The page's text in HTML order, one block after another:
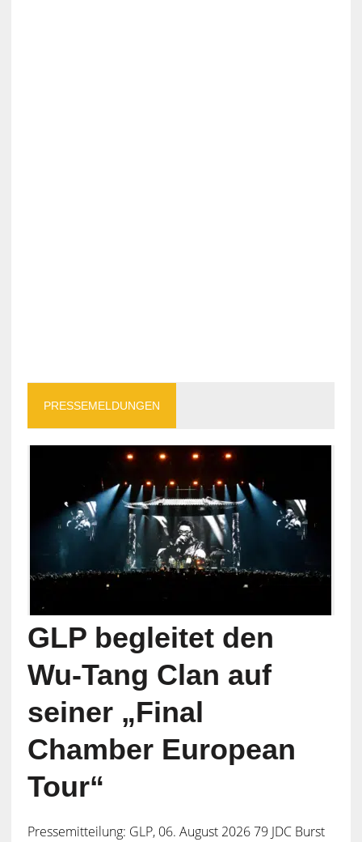
PRESSEMELDUNGEN
GLP begleitet den
Wu-Tang Clan auf
seiner „Final
Chamber European
Tour“
Pressemitteilung: GLP, 06. August 2026 79 JDC Burst